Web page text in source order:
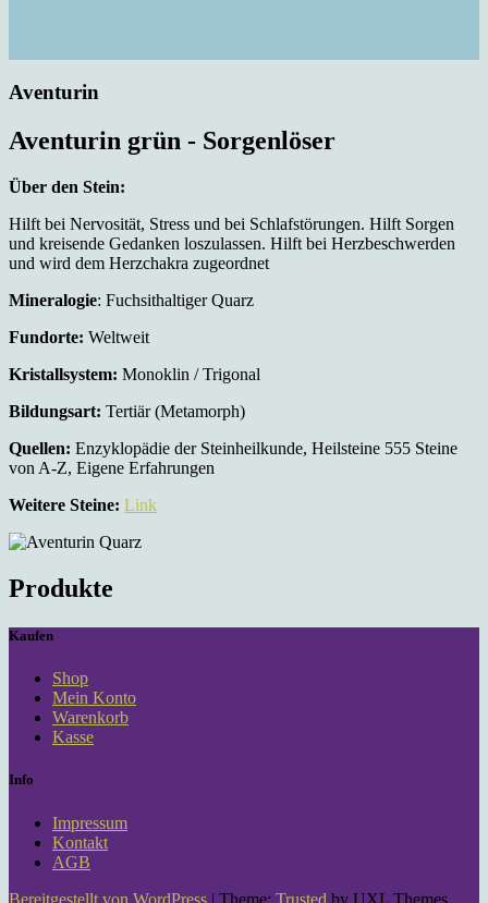
Aventurin
Aventurin grün - Sorgenlöser
Über den Stein:
Hilft bei Nervosität, Stress und bei Schlafstörungen. Hilft Sorgen
und kreisende Gedanken loszulassen. Hilft bei Herzbeschwerden
und wird dem Herzchakra zugeordnet
Mineralogie: Fuchsithaltiger Quarz
Fundorte: Weltweit
Kristallsystem: Monoklin / Trigonal
Bildungsart: Tertiär (Metamorph)
Quellen: Enzyklopädie der Steinheilkunde, Heilsteine 555 Steine
von A-Z, Eigene Erfahrungen
Weitere Steine: Link
Produkte
Kaufen
Shop
Mein Konto
Warenkorb
Kasse
Info
Impressum
Kontakt
AGB
Bereitgestellt von WordPress | Theme: Trusted by UXL Themes